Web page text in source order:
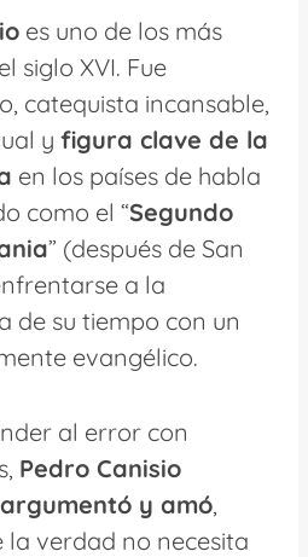
es uno de los más
siglo XVI. Fue
catequista incansable,
y figura clave de la
en los países de habla
como el “Segundo
” (después de San
a la
de su tiempo con un
evangélico.
al error con
Pedro Canisio
y amó,
verdad no necesita